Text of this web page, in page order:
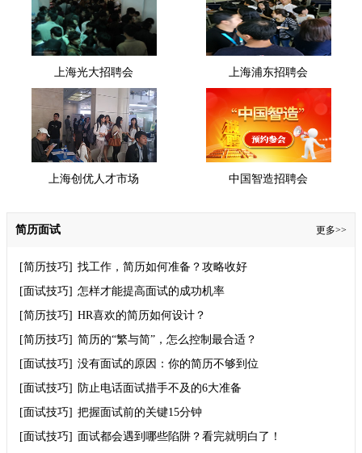
上海光大招聘会 上海浦东招聘会
上海创优人才市场 中国智造招聘会
简历面试 更多>>
[简历技巧] 找工作，简历如何准备？攻略收好
[面试技巧] 怎样才能提高面试的成功机率
[简历技巧] HR喜欢的简历如何设计？
[简历技巧] 简历的“繁与简”，怎么控制最合适？
[面试技巧] 没有面试的原因：你的简历不够到位
[面试技巧]
防止电话面试措手不及的6大准备
[面试技巧] 把握面试前的关键15分钟
[面试技巧] 面试都会遇到哪些陷阱？看完就明白了！